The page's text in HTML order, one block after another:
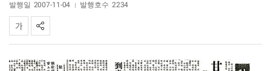
발행일 2007-11-04 발행호수 2234